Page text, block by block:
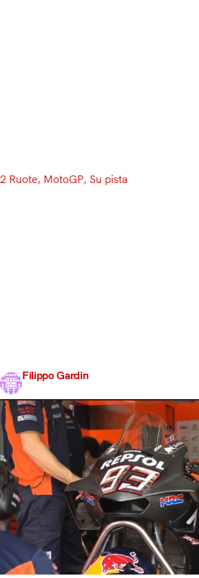
2 Ruote, MotoGP, Su pista
Filippo Gardin